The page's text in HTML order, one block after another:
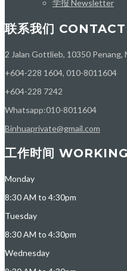
学报 Newsletter
联系我们
2 Jalan Gottlieb, 10350 Penang,
+604-228 1604, 010-8011604
+604-228 7242
Whatsapp:010-8011604
Binhuaprivate@gmail.com
工作时间
Monday
8:30 AM to 4:30pm
Tuesday
8:30 AM to 4:30pm
Wednesday